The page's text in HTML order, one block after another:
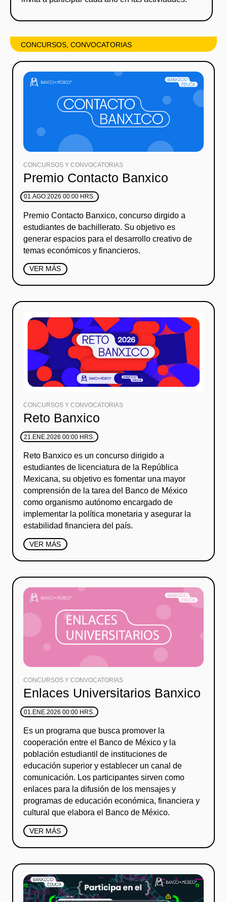
CONCURSOS, CONVOCATORIAS
CONCURSOS Y CONVOCATORIAS
Premio Contacto Banxico
01.AGO.2026 00:00 HRS.
Premio Contacto Banxico, concurso dirgido a
estudiantes de bachillerato. Su objetivo es
generar espacios para el desarrollo creativo de
temas económicos y financieros.
VER MÁS
CONCURSOS Y CONVOCATORIAS
Reto Banxico
21.ENE.2026 00:00 HRS.
Reto Banxico es un concurso dirigido a
estudiantes de licenciatura de la República
Mexicana, su objetivo es fomentar una mayor
comprensión de la tarea del Banco de México
como organismo autónomo encargado de
implementar la política monetaria y asegurar la
estabilidad financiera del país.
VER MÁS
CONCURSOS Y CONVOCATORIAS
Enlaces Universitarios Banxico
01.ENE.2026 00:00 HRS.
Es un programa que busca promover la
cooperación entre el Banco de México y la
población estudiantil de instituciones de
educación superior y establecer un canal de
comunicación. Los participantes sirven como
enlaces para la difusión de los mensajes y
programas de educación económica, financiera y
cultural que elabora el Banco de México.
VER MÁS